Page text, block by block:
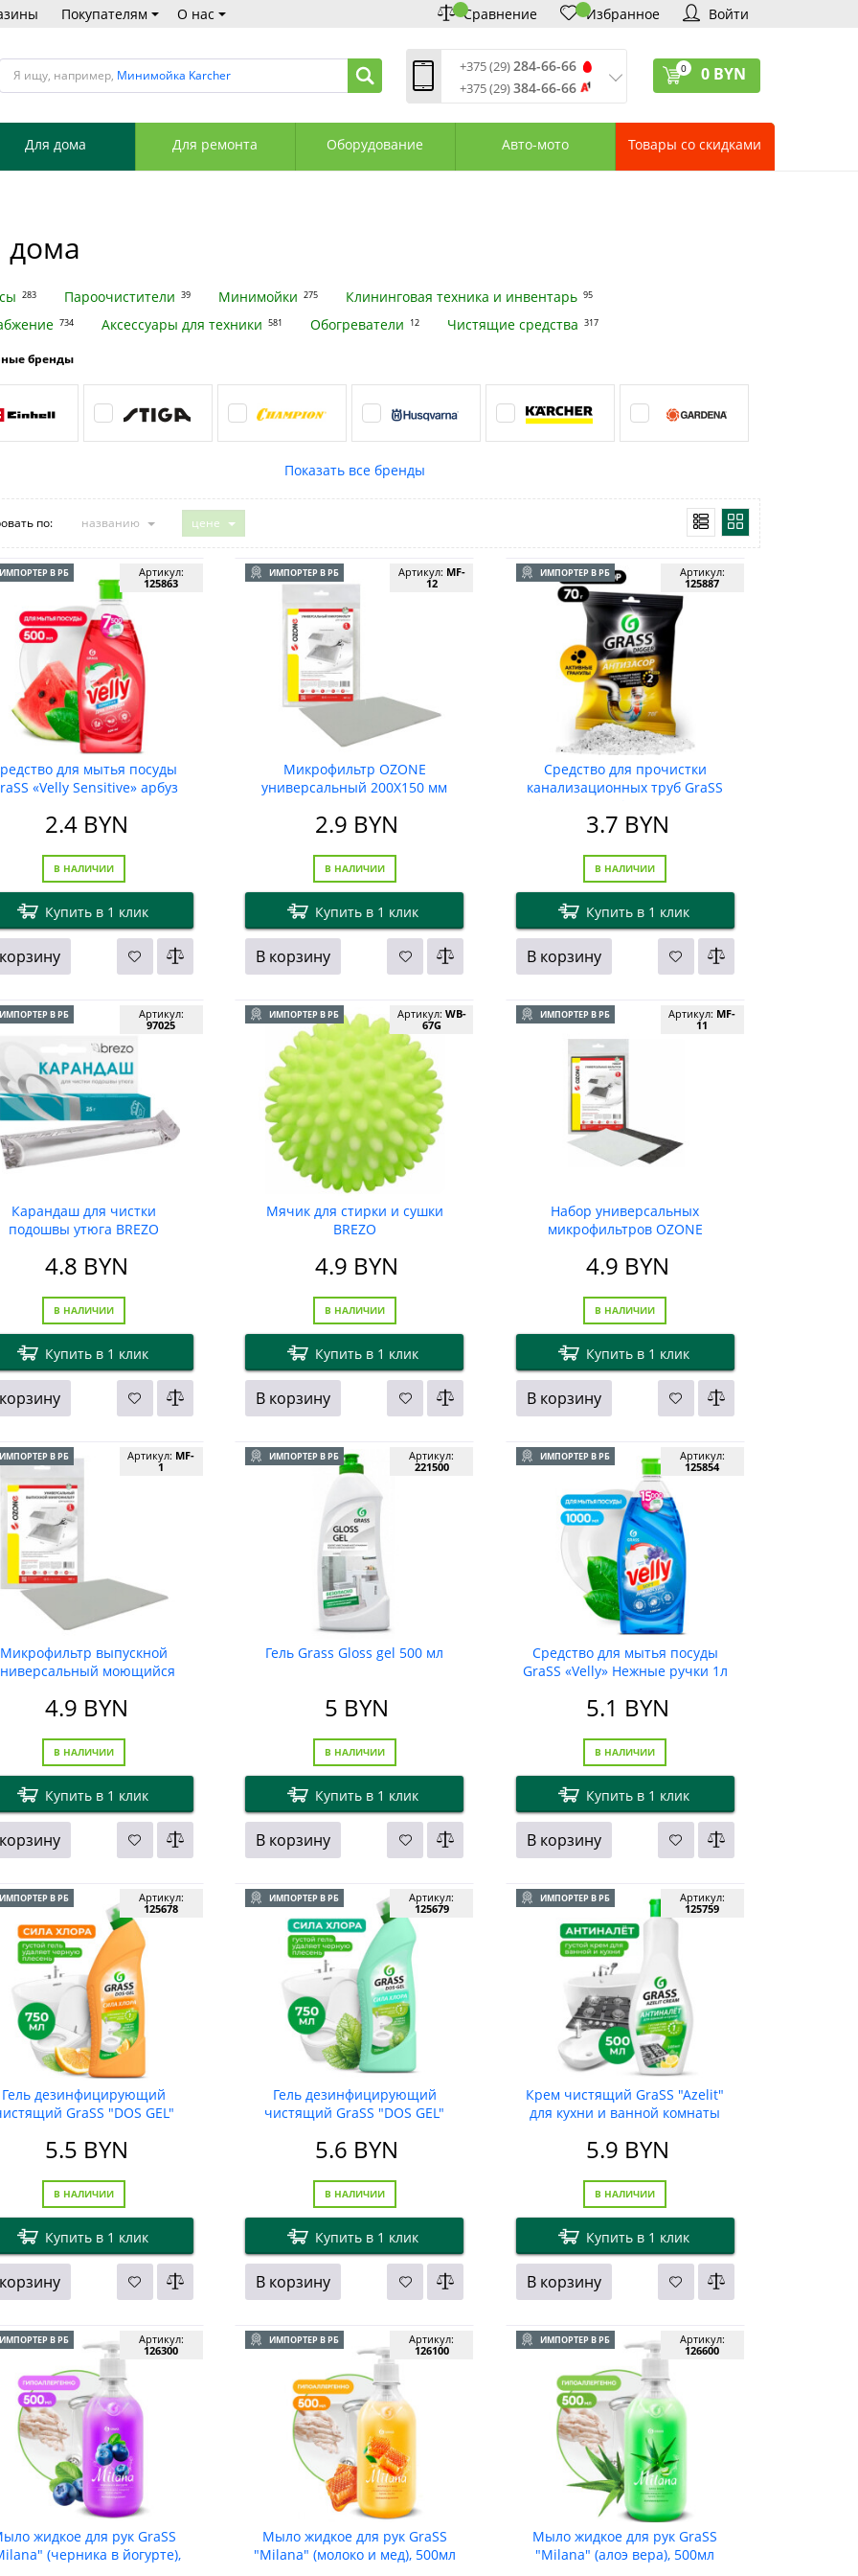
Покупателям О нас Сравнение Избранное Войти
Я ищу, например, Минимойка Karcher +375 (29)284-66-66
+375 (29)384-66-66
Сб: 10:00—18:00
0 0 BYN
Для дома Для ремонта Оборудование Авто-мото Товары со скидками
дома
283 Пароочистители 39 Минимойки 275 Клининговая техника и инвентарь 95
734 Аксессуары для техники 581 Обогреватели 12 Чистящие средства 317
бренды
по: названию цене
ИМПОРТЕР В РБ
для мытья посуды
«Velly Sensitive» арбуз
Артикул:
125863
2.4BYN
В НАЛИЧИИ
Купить в 1 клик
ИМПОРТЕР В РБ
Микрофильтр OZONE
универсальный 200X150 мм
Артикул: MF-
12
2.9 BYN
В НАЛИЧИИ
Купить в 1 клик
В корзину
ИМПОРТЕР В РБ
Средство для прочистки
канализационных труб GraSS
Артикул:
125887
3.7 BYN
В НАЛИЧИИ
Купить в 1 клик
В корзину
ИМПОРТЕР В РБ
Карандаш для чистки
подошвы утюга BREZO
Артикул:
97025
4.8 BYN
В НАЛИЧИИ
Купить в 1 клик
ИМПОРТЕР В РБ
Мячик для стирки и сушки
BREZO
Артикул: WB-
67G
4.9 BYN
В НАЛИЧИИ
Купить в 1 клик
В корзину
ИМПОРТЕР В РБ
Набор универсальных
микрофильтров OZONE
Артикул: MF-
11
4.9 BYN
В НАЛИЧИИ
Купить в 1 клик
В корзину
ИМПОРТЕР В РБ
Микрофильтр выпускной
моющийся
Артикул: MF-
1
4.9 BYN
В НАЛИЧИИ
Купить в 1 клик
ИМПОРТЕР В РБ
Гель Grass Gloss gel 500 мл
Артикул:
221500
5 BYN
В НАЛИЧИИ
Купить в 1 клик
В корзину
ИМПОРТЕР В РБ
Средство для мытья посуды
GraSS «Velly» Нежные ручки 1л
Артикул:
125854
5.1 BYN
В НАЛИЧИИ
Купить в 1 клик
В корзину
ИМПОРТЕР В РБ
Гель дезинфицирующий
GraSS "DOS GEL"
Артикул:
125678
5.5 BYN
В НАЛИЧИИ
Купить в 1 клик
ИМПОРТЕР В РБ
Гель дезинфицирующий
чистящий GraSS "DOS GEL"
Артикул:
125679
5.6 BYN
В НАЛИЧИИ
Купить в 1 клик
В корзину
ИМПОРТЕР В РБ
Крем чистящий GraSS "Azelit"
для кухни и ванной комнаты
Артикул:
125759
5.9 BYN
В НАЛИЧИИ
Купить в 1 клик
В корзину
ИМПОРТЕР В РБ
жидкое для рук GraSS
(черника в йогурте),
Артикул:
126300
ИМПОРТЕР В РБ
Мыло жидкое для рук GraSS
"Milana" (молоко и мед), 500мл
Артикул:
126100
ИМПОРТЕР В РБ
Мыло жидкое для рук GraSS
"Milana" (алоэ вера), 500мл
Артикул:
126600